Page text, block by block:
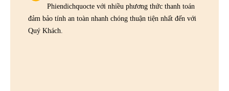
Phiendichquocte với nhiều phương thức thanh toán
đảm bảo tính an toàn nhanh chóng thuận tiện nhất đến với
Quý Khách.